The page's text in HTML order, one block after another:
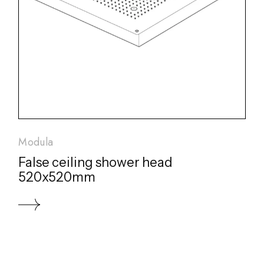
Modula
False ceiling shower head
520x520mm